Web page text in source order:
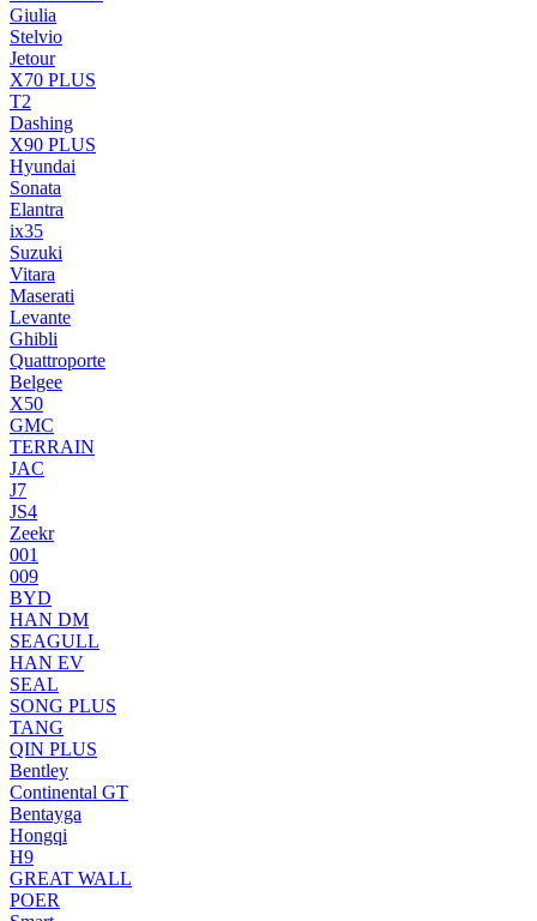
Giulia
Stelvio
Jetour
X70 PLUS
T2
Dashing
X90 PLUS
Hyundai
Sonata
Elantra
ix35
Suzuki
Vitara
Maserati
Levante
Ghibli
Quattroporte
Belgee
X50
GMC
TERRAIN
JAC
J7
JS4
Zeekr
001
009
BYD
HAN DM
SEAGULL
HAN EV
SEAL
SONG PLUS
TANG
QIN PLUS
Bentley
Continental GT
Bentayga
Hongqi
H9
GREAT WALL
POER